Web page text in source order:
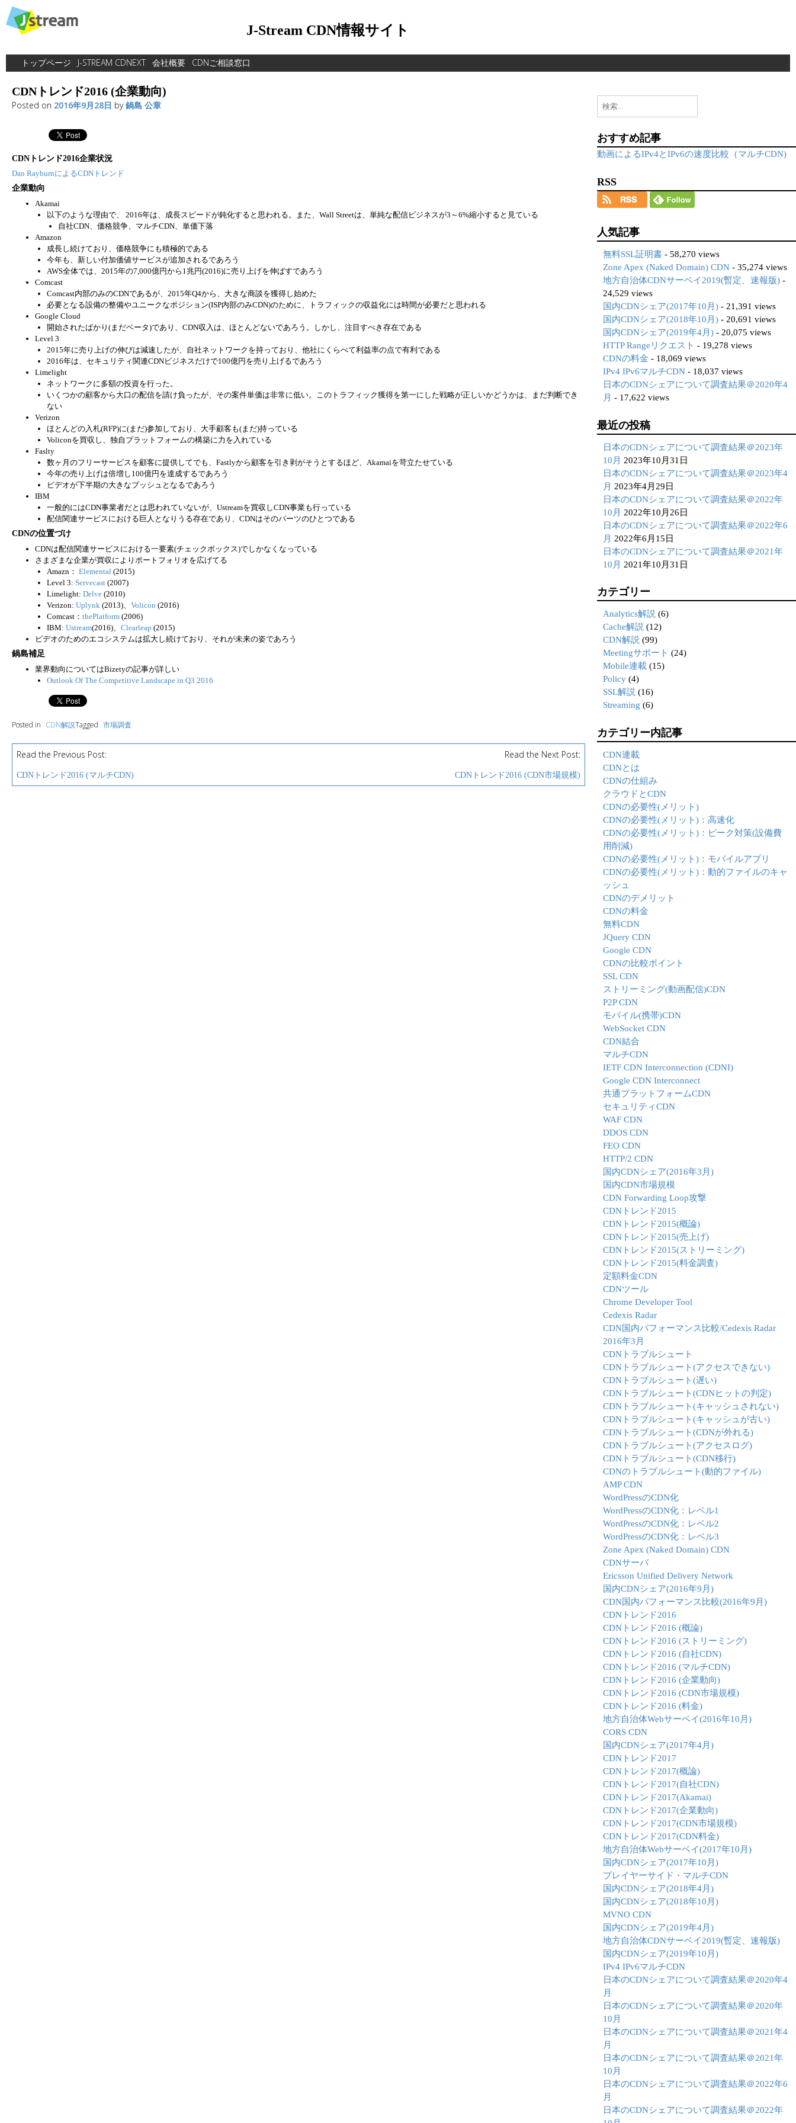
Skip
content
J-Stream CDN情報サイト
トップページ J-STREAM CDNEXT 会社概要 CDNご相談窓口
CDNトレンド2016 (企業動向)
Posted on 2016年9月28日 by鍋島 公章
CDNトレンド2016企業状況
Dan RayburnによるCDNトレンド
企業動向
Akamai
以下のような理由で、 2016年は、成長スピードが鈍化すると思われる。また、Wall Streetは、単純な配信ビジネスが3～6%縮小すると見ている
自社CDN、価格競争、マルチCDN、単価下落
Amazon
成長し続けており、価格競争にも積極的である
今年も、新しい付加価値サービスが追加されるであろう
AWS全体では、2015年の7,000億円から1兆円(2016)に売り上げを伸ばすであろう
Comcast
Comcast内部のみのCDNであるが、2015年Q4から、大きな商談を獲得し始めた
必要となる設備の整備やユニークなポジション(ISP内部のみCDN)のために、トラフィックの収益化には時間が必要だと思われる
Google Cloud
開始されたばかり(まだベータ)であり、CDN収入は、ほとんどないであろう。しかし、注目すべき存在である
Level 3
2015年に売り上げの伸びは減速したが、自社ネットワークを持っており、他社にくらべて利益率の点で有利である
2016年は、セキュリティ関連CDNビジネスだけで100億円を売り上げるであろう
Limelight
ネットワークに多額の投資を行った。
いくつかの顧客から大口の配信を請け負ったが、その案件単価は非常に低い。このトラフィック獲得を第一にした戦略が正しいかどうかは、まだ判断でき
ない
Verizon
ほとんどの入札(RFP)に(まだ)参加しており、大手顧客も(まだ)持っている
Voliconを買収し、独自プラットフォームの構築に力を入れている
Faslty
数ヶ月のフリーサービスを顧客に提供してでも、Fastlyから顧客を引き剥がそうとするほど、Akamaiを苛立たせている
今年の売り上げは倍増し100億円を達成するであろう
ビデオが下半期の大きなプッシュとなるであろう
IBM
一般的にはCDN事業者だとは思われていないが、Ustreamを買収しCDN事業も行っている
配信関連サービスにおける巨人となりうる存在であり、CDNはそのパーツのひとつである
CDNの位置づけ
CDNは配信関連サービスにおける一要素(チェックボックス)でしかなくなっている
さまざまな企業が買収によりポートフォリオを広げてる
Amazn： Elemental (2015)
Level 3: Servecast(2007)
Limelight: Delve(2010)
Verizon: Uplynk (2013)、 Volicon (2016)
Comcast： thePlatform(2006)
IBM: Ustream(2016)、 Clearleap (2015)
ビデオのためのエコシステムは拡大し続けており、それが未来の姿であろう
鍋島補足
業界動向についてはBizetyの記事が詳しい
Outlook Of The Competitive Landscape in Q3 2016
Posted in CDN解説Tagged 市場調査
P
o
s
Read the Previous Post:
CDNトレンド2016 (マルチCDN)
Read the Next Post:
CDNトレンド2016 (CDN市場規模)
検
おすすめ記事
動画によるIPv4とIPv6の速度比較（マルチCDN)
RSS
人気記事
無料SSL証明書 - 58,270 views
Zone Apex (Naked Domain) CDN - 35,274 views
地方自治体CDNサーベイ2019(暫定、速報版) -
24,529 views
国内CDNシェア(2017年10月) - 21,391 views
国内CDNシェア(2018年10月) - 20,691 views
国内CDNシェア(2019年4月) - 20,075 views
HTTP Rangeリクエスト - 19,278 views
CDNの料金 - 18,069 views
IPv4 IPv6マルチCDN - 18,037 views
日本のCDNシェアについて調査結果＠2020年4
月 - 17,622 views
最近の投稿
日本のCDNシェアについて調査結果＠2023年
10月 2023年10月31日
日本のCDNシェアについて調査結果＠2023年4
月 2023年4月29日
日本のCDNシェアについて調査結果＠2022年
10月 2022年10月26日
日本のCDNシェアについて調査結果＠2022年6
月 2022年6月15日
日本のCDNシェアについて調査結果＠2021年
10月 2021年10月31日
カテゴリー
Analytics解説 (6)
Cache解説 (12)
CDN解説 (99)
Meetingサポート (24)
Mobile連載 (15)
Policy (4)
SSL解説 (16)
Streaming (6)
カテゴリー内記事
CDN連載
CDNとは
CDNの仕組み
クラウドとCDN
CDNの必要性(メリット)
CDNの必要性(メリット)：高速化
CDNの必要性(メリット)：ピーク対策(設備費
用削減)
CDNの必要性(メリット)：モバイルアプリ
CDNの必要性(メリット)：動的ファイルのキャ
ッシュ
CDNのデメリット
CDNの料金
無料CDN
JQuery CDN
Google CDN
CDNの比較ポイント
SSL CDN
ストリーミング(動画配信)CDN
P2P CDN
モバイル(携帯)CDN
WebSocket CDN
CDN結合
マルチCDN
IETF CDN Interconnection (CDNI)
Google CDN Interconnect
共通プラットフォームCDN
セキュリティCDN
WAF CDN
DDOS CDN
FEO CDN
HTTP/2 CDN
国内CDNシェア(2016年3月)
国内CDN市場規模
CDN Forwarding Loop攻撃
CDNトレンド2015
CDNトレンド2015(概論)
CDNトレンド2015(売上げ)
CDNトレンド2015(ストリーミング)
CDNトレンド2015(料金調査)
定額料金CDN
CDNツール
Chrome Developer Tool
Cedexis Radar
CDN国内パフォーマンス比較/Cedexis Radar
2016年3月
CDNトラブルシュート
CDNトラブルシュート(アクセスできない)
CDNトラブルシュート(遅い)
CDNトラブルシュート(CDNヒットの判定)
CDNトラブルシュート(キャッシュされない)
CDNトラブルシュート(キャッシュが古い)
CDNトラブルシュート(CDNが外れる)
CDNトラブルシュート(アクセスログ)
CDNトラブルシュート(CDN移行)
CDNのトラブルシュート(動的ファイル)
AMP CDN
WordPressのCDN化
WordPressのCDN化：レベル1
WordPressのCDN化：レベル2
WordPressのCDN化：レベル3
Zone Apex (Naked Domain) CDN
CDNサーバ
Ericsson Unified Delivery Network
国内CDNシェア(2016年9月)
CDN国内パフォーマンス比較(2016年9月)
CDNトレンド2016
CDNトレンド2016 (概論)
CDNトレンド2016 (ストリーミング)
CDNトレンド2016 (自社CDN)
CDNトレンド2016 (マルチCDN)
CDNトレンド2016 (企業動向)
CDNトレンド2016 (CDN市場規模)
CDNトレンド2016 (料金)
地方自治体Webサーベイ(2016年10月)
CORS CDN
国内CDNシェア(2017年4月)
CDNトレンド2017
CDNトレンド2017(概論)
CDNトレンド2017(自社CDN)
CDNトレンド2017(Akamai)
CDNトレンド2017(企業動向)
CDNトレンド2017(CDN市場規模)
CDNトレンド2017(CDN料金)
地方自治体Webサーベイ(2017年10月)
国内CDNシェア(2017年10月)
プレイヤーサイド・マルチCDN
国内CDNシェア(2018年4月)
国内CDNシェア(2018年10月)
MVNO CDN
国内CDNシェア(2019年4月)
地方自治体CDNサーベイ2019(暫定、速報版)
国内CDNシェア(2019年10月)
IPv4 IPv6マルチCDN
日本のCDNシェアについて調査結果＠2020年4
月
日本のCDNシェアについて調査結果＠2020年
10月
日本のCDNシェアについて調査結果＠2021年4
月
日本のCDNシェアについて調査結果＠2021年
10月
日本のCDNシェアについて調査結果＠2022年6
月
日本のCDNシェアについて調査結果＠2022年